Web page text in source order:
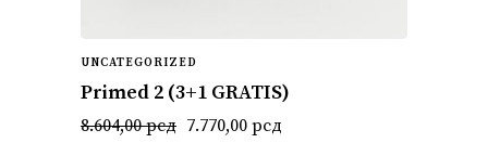
UNCATEGORIZED
Primed 2 (3+1 GRATIS)
8.604,00рсд Originalna
7.770,00 рсд